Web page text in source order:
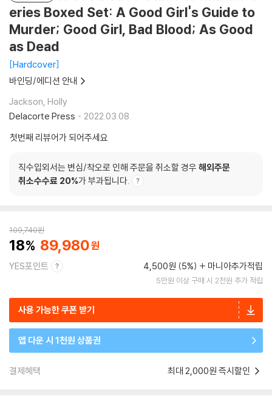
eries Boxed Set: A Good Girl's Guide to
Murder; Good Girl, Bad Blood; As Good
as Dead
Hardcover
바인딩/에디션 안내
Jackson, Holly
Delacorte Press
2022.03.08.
첫번째 리뷰어가 되어주세요
직수입외서는 변심/착오로 인해 주문을 취소할 경우 해외주문
취소수수료 20%가 부과됩니다.
109,740원
18 89,980
YES포인트 4,500원 (5%) 마니아추가적립
5만원 이상 구매 시 2천원 추가 적립
사용 가능한 쿠폰 받기
앱 다운 시 1천원 상품권
결제혜택 최대 2,000원 즉시할인